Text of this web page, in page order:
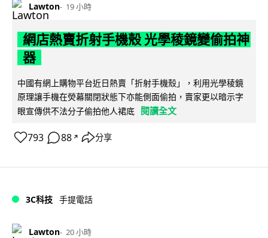
Lawton 19 小時
網店熱賣折射手機殼 光學稜鏡變偷拍神
器
中國有網上購物平台近日熱賣「折射手機殼」，利用光學稜鏡
原理讓手機在熒幕關閉狀態下亦能側面偷拍，賣家更以暗示字
眼宣傳供不法分子偷拍他人裙底 閱讀全文
793 88 ↗ 分享
3C科技 手提電話
Lawton 20 小時